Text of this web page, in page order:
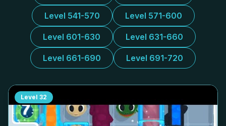
Level 541-570 Level 571-600
Level 601-630 Level 631-660
Level 661-690 Level 691-720
Level 32